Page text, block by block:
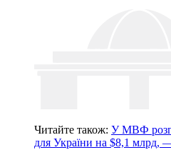
Читайте також: У МВФ
для України на $8,1 млрд,